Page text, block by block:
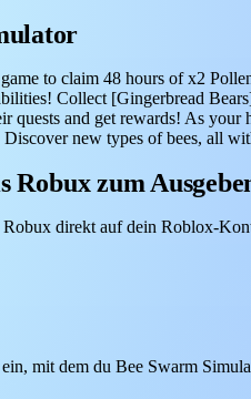
to claim 48 hours of x2
Collect [Gingerbread
quests and get rewards! As
Discover new types of bees, all
Robux zum
direkt auf dein Roblox-
mit dem du Bee Swarm